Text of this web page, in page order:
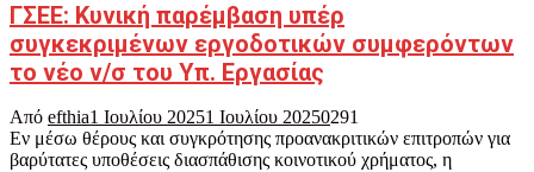
ΓΣΕΕ: Κυνική παρέμβαση υπέρ
συγκεκριμένων εργοδοτικών συμφερόντων
το νέο ν/σ του Υπ. Εργασίας
Από efthia1 Ιουλίου 20251 Ιουλίου 20250291
Εν μέσω θέρους και συγκρότησης προανακριτικών επιτροπών για
βαρύτατες υποθέσεις διασπάθισης κοινοτικού χρήματος, η